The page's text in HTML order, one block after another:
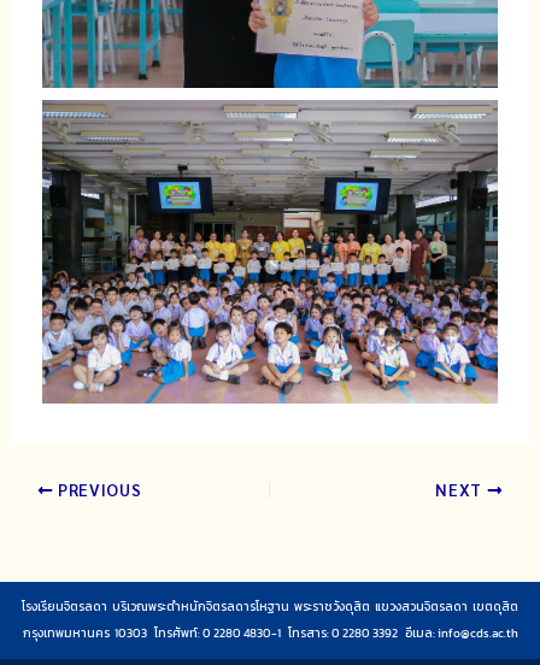
PREVIOUS NEXT
โรงเรียนจิตรลดา บริเวณพระตำหนักจิตรลดารโหฐาน พระราชวังดุสิต แขวงสวนจิตรลดา เขตดุสิต
กรุงเทพมหานคร 10303 โทรศัพท์: 0 2280 4830-1 โทรสาร: 0 2280 3392 อีเมล:info@cds.ac.th